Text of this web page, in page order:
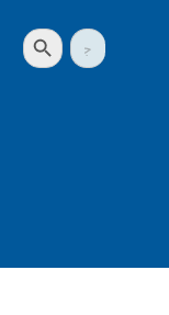
جستجو
برای:
دکمه جستجو